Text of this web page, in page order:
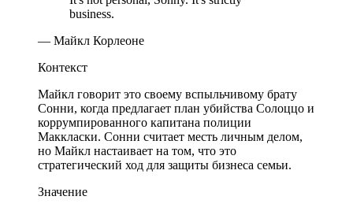
business.
— Майкл Корлеоне
Контекст
Майкл говорит это своему вспыльчивому брату
Сонни, когда предлагает план убийства Солоццо и
коррумпированного капитана полиции
Маккласки. Сонни считает месть личным делом,
но Майкл настаивает на том, что это
стратегический ход для защиты бизнеса семьи.
Значение